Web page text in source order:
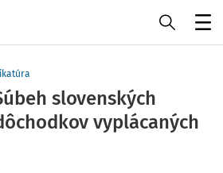
slovenských
vyplácaných